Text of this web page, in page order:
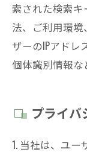
索された検索
法、ご利用環
ザーのIPアドレ
個体識別情報な
プライバ
1. 当社は、ユ